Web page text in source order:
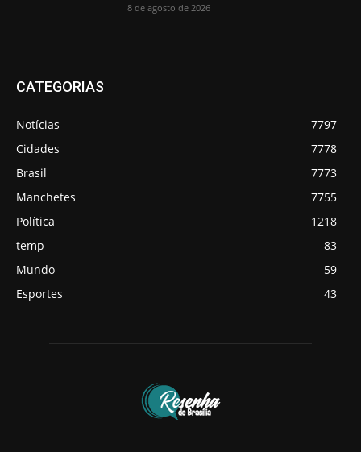
8 de agosto de 2026
CATEGORIAS
Notícias
7797
Cidades
7778
Brasil
7773
Manchetes
7755
Política
1218
temp
83
Mundo
59
Esportes
43